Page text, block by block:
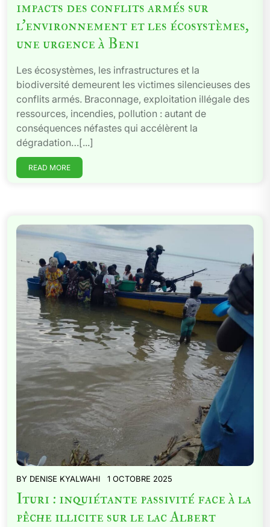
impacts des conflits armés sur
l’environnement et les écosystèmes,
une urgence à Beni
Les écosystèmes, les infrastructures et la
biodiversité demeurent les victimes silencieuses des
conflits armés. Braconnage, exploitation illégale des
ressources, incendies, pollution : autant de
conséquences néfastes qui accélèrent la
dégradation…[...]
READ MORE
BY DENISE KYALWAHI 1 OCTOBRE 2025
Ituri : inquiétante passivité face à la
pêche illicite sur le lac Albert